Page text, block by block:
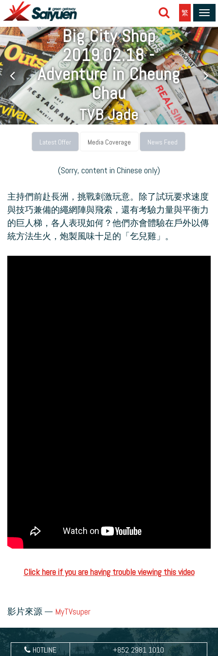
繁
Big City Shop
2019.02.18 -
Adventure in Cheung
Chau
TVB Jade
18 FEBRUARY, 2019
Latest Offer
Media Coverage News Feed
(Sorry, content in Chinese only)
主持們前赴長洲，挑戰刺激玩意。除了試玩要求速度
與技巧兼備的繩網陣與飛索，還有考驗力量與平衡力
的巨人梯，各人表現如何？他們亦會體驗在戶外以傳
統方法生火，炮製風味十足的「乞兒雞」。
Click here if you are having trouble viewing this video
影片來源 — MyTVsuper
HOTLINE +852 2981 1010